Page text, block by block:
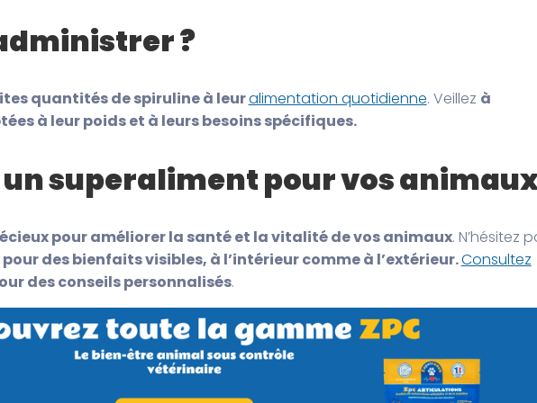
?
quantités de spiruline à leuralimentation quotidienne. Veillez à
à leur poids et à leurs besoins spécifiques.
un superaliment pour vos
pour améliorer la santé et la vitalité de vos animaux. N’hésitez
des bienfaits visibles, à l’intérieur comme à l’extérieur.Consultez
des conseils personnalisés.